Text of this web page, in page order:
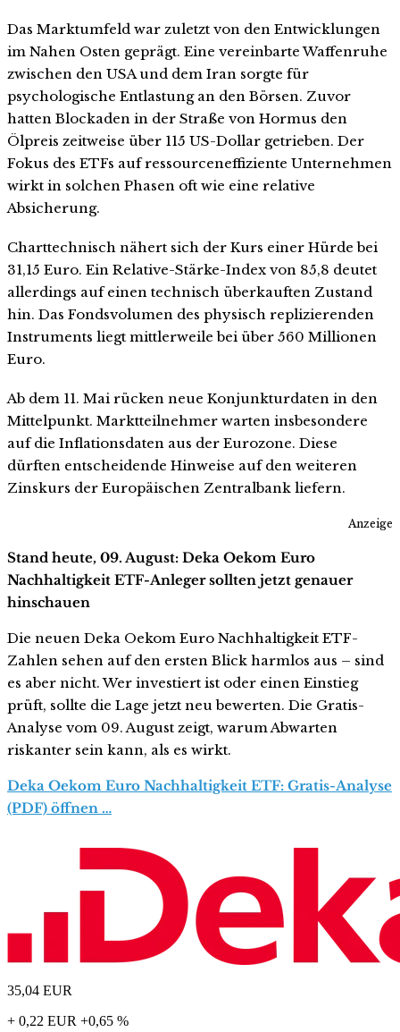
Das Marktumfeld war zuletzt von den Entwicklungen
im Nahen Osten geprägt. Eine vereinbarte Waffenruhe
zwischen den USA und dem Iran sorgte für
psychologische Entlastung an den Börsen. Zuvor
hatten Blockaden in der Straße von Hormus den
Ölpreis zeitweise über 115 US-Dollar getrieben. Der
Fokus des ETFs auf ressourceneffiziente Unternehmen
wirkt in solchen Phasen oft wie eine relative
Absicherung.
Charttechnisch nähert sich der Kurs einer Hürde bei
31,15 Euro. Ein Relative-Stärke-Index von 85,8 deutet
allerdings auf einen technisch überkauften Zustand
hin. Das Fondsvolumen des physisch replizierenden
Instruments liegt mittlerweile bei über 560 Millionen
Euro.
Ab dem 11. Mai rücken neue Konjunkturdaten in den
Mittelpunkt. Marktteilnehmer warten insbesondere
auf die Inflationsdaten aus der Eurozone. Diese
dürften entscheidende Hinweise auf den weiteren
Zinskurs der Europäischen Zentralbank liefern.
Anzeige
Stand heute, 09. August: Deka Oekom Euro
Nachhaltigkeit ETF-Anleger sollten jetzt genauer
hinschauen
Die neuen Deka Oekom Euro Nachhaltigkeit ETF-
Zahlen sehen auf den ersten Blick harmlos aus – sind
es aber nicht. Wer investiert ist oder einen Einstieg
prüft, sollte die Lage jetzt neu bewerten. Die Gratis-
Analyse vom 09. August zeigt, warum Abwarten
riskanter sein kann, als es wirkt.
Deka Oekom Euro Nachhaltigkeit ETF: Gratis-Analyse
(PDF) öffnen …
35,04 EUR
+ 0,22 EUR +0,65 %